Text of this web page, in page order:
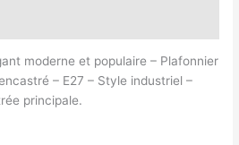
moderne et populaire – Plafonnier
– E27 – Style industriel –
principale.